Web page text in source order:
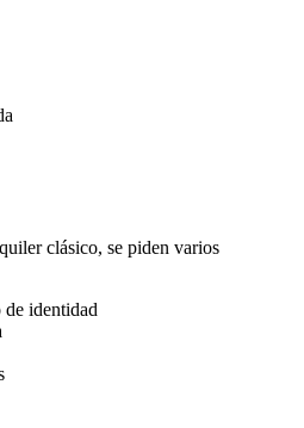
clásico, se piden varios
de identidad